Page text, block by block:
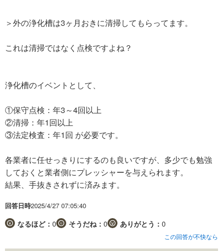
＞外の浄化槽は3ヶ月おきに清掃してもらってます。
これは清掃ではなく点検ですよね？
浄化槽のイベントとして、
①保守点検：年3～4回以上
②清掃：年1回以上
③法定検査：年1回 が必要です。
各業者に任せっきりにするのも良いですが、多少でも勉強
しておくと業者側にプレッシャーを与えられます。
結果、手抜きされずに済みます。
回答日時2025/4/27 07:05:40
なるほど： 0 そうだね： 0 ありがとう： 0
この回答が不快なら